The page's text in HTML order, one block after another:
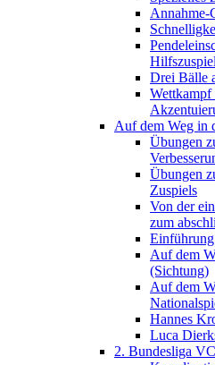
Annahme-
Drei Bälle
Auf dem Weg in
Übungen
Übungen
Zuspiels
Von der
zum
Auf dem
(Sichtung)
Auf dem
Hannes
Luca
2. Bundesliga